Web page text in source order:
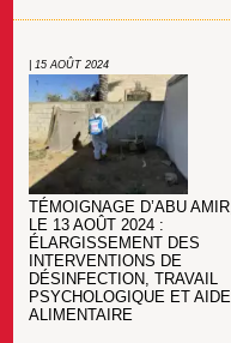
| 15 AOÛT 2024
TÉMOIGNAGE D’ABU AMIR,
LE 13 AOÛT 2024 :
ÉLARGISSEMENT DES
INTERVENTIONS DE
DÉSINFECTION, TRAVAIL
PSYCHOLOGIQUE ET AIDE
ALIMENTAIRE